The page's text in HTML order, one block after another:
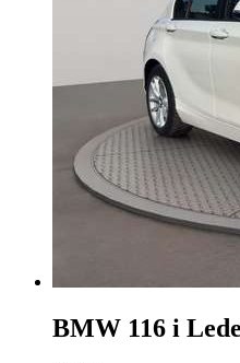
BMW 116 i